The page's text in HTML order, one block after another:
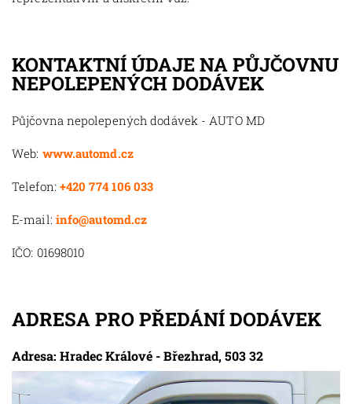
KONTAKTNÍ ÚDAJE NA PŮJČOVNU
NEPOLEPENÝCH DODÁVEK
Půjčovna nepolepených dodávek - AUTO MD
Web: www.automd.cz
Telefon: +420 774 106 033
E-mail: info@automd.cz
IČO: 01698010
ADRESA PRO PŘEDÁNÍ DODÁVEK
Adresa: Hradec Králové - Březhrad, 503 32